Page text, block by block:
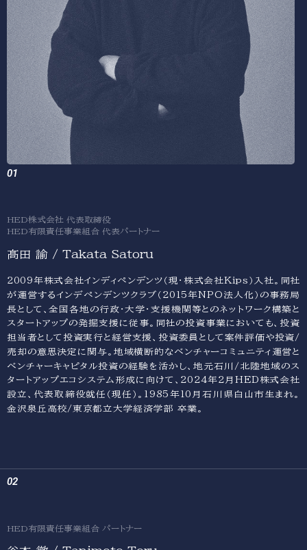
HED株式会社 代表取締役
HED有限責任事業組合 代表パートナー
髙田 諭 / Takata Satoru
2009年株式会社インディペンデンツ（現・株式会社Kips）入社。同社
が運営するインデペンデンツクラブ（2015年NPO法人化）の事務局
長として、全国各地の行政・大学・支援機関等とのネットワーク構築と
スタートアップの発掘支援に従事。同社の投資事業においても、投資
担当者として投資実行と経営支援、投資委員として案件評価や投資/
売却の意思決定に関与。地域横断的なベンチャーコミュニティ運営と
ベンチャーキャピタル投資の経験を活かし、地元石川/北陸地域のス
タートアップエコシステム形成に向けて、2024年2月HED株式会社
設立、代表取締役就任（現任）。1985年10月石川県白山市生まれ。
金沢泉丘高校/東京都立大学経済学部 卒業。
HED有限責任事業組合 パートナー